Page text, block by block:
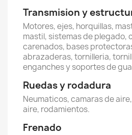
Transmision y
Motores, ejes, horquillas,
mastil, sistemas de plegado,
carenados, bases
abrazaderas, tornilleria,
enganches y soportes de
Ruedas y rodadura
Neumaticos, camaras de
aire, rodamientos.
Frenado